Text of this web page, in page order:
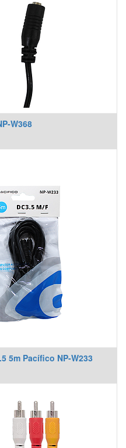
W368
5m Pacífico NP-W233